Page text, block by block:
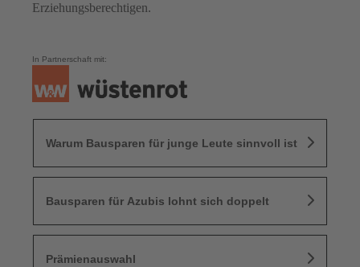
Erziehungsberechtigen.
In Partnerschaft mit:
Warum Bausparen für junge Leute sinnvoll ist
Bausparen für Azubis lohnt sich doppelt
Prämienauswahl